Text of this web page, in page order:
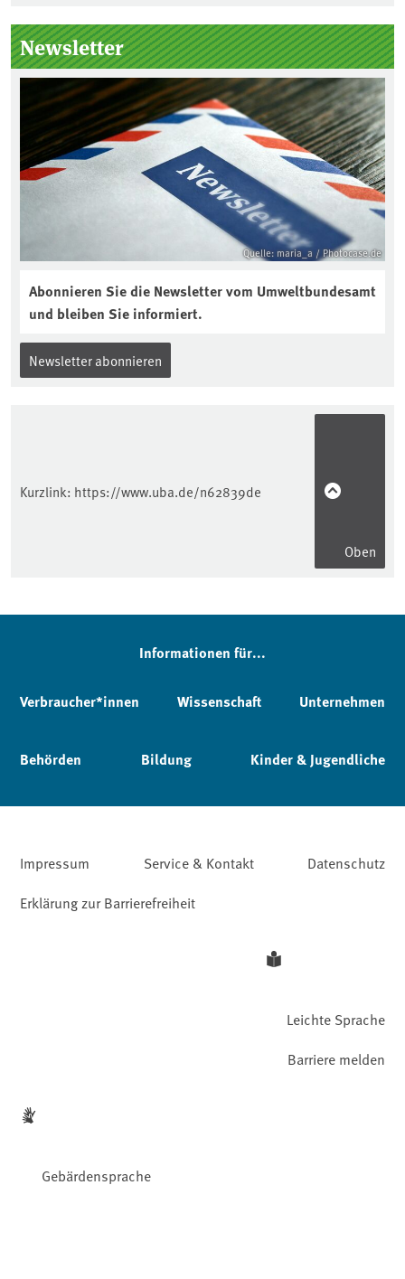
technisch möglich – nach Ablauf der
Gewährleistungsfrist Reparaturen zu
einem angemessenen Preis anbieten:
Newsletter
Quelle: maria_a / Photocase.de
Abonnieren Sie die Newsletter vom Umweltbundesamt
und bleiben Sie informiert.
Newsletter abonnieren
Kurzlink: https://www.uba.de/n62839de
Oben
Informationen für...
Verbraucher*innen Wissenschaft Unternehmen
Behörden Bildung Kinder & Jugendliche
Impressum Service & Kontakt
Datenschutz
Erklärung zur Barrierefreiheit
Leichte Sprache
Gebärdensprache
Barriere melden